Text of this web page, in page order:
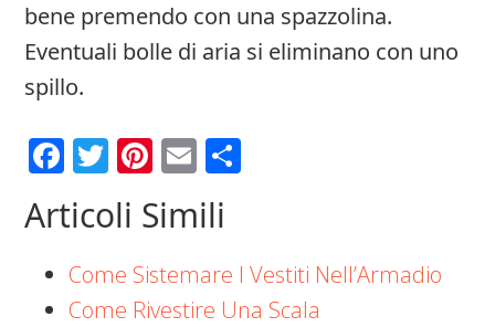
bene premendo con una spazzolina.
Eventuali bolle di aria si eliminano con uno
spillo.
Facebook
Twitter
Pinterest
Email
Articoli Simili
Come Sistemare I Vestiti Nell’Armadio
Come Rivestire Una Scala